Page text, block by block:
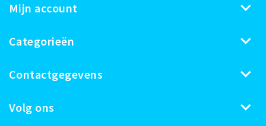
Mijn account
Categorieën
Contactgegevens
Volg ons